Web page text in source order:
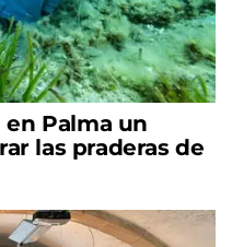
en Palma un
las praderas de